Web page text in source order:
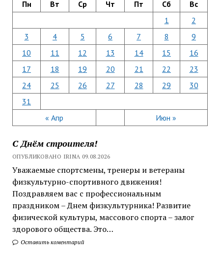
Пн Вт Ср Чт Пт Сб Вс
« Апр Июн »
1
2
3
4 5 6 7 8
9
10
11 12 13 14 15
16
17
18 19 20 21 22
23
24
25 26 27 28 29
30
31
С Днём строителя!
ОПУБЛИКОВАНО IRINA 09.08.2026
Уважаемые спортсмены, тренеры и ветераны
физкультурно-спортивного движения!
Поздравляем вас с профессиональным
праздником – Днем физкультурника! Развитие
физической культуры, массового спорта – залог
здорового общества. Это…
Оставить коментарий